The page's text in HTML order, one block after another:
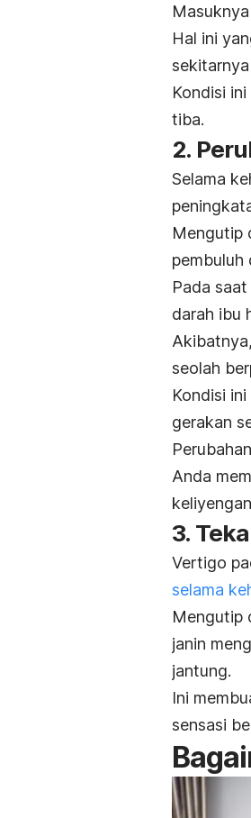
Hal ini
Kondisi
tiba.
2.
Selama
Mengutip
pembuluh
Pada
darah ibu
seolah
Kondisi
gerakan
Anda
keliyengan
3.
Vertigo
selama
Mengutip
janin
jantung.
Ini
sensasi